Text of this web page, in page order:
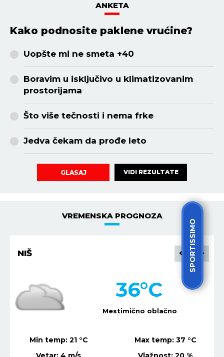
SPORTISSIMO
ANKETA
Kako podnosite paklene vrućine?
Uopšte mi ne smeta +40
Boravim u isključivo u klimatizovanim
prostorijama
Što više tečnosti i nema frke
Jedva čekam da prođe leto
GLASAJ VIDI REZULTATE
VREMENSKA PROGNOZA
NIŠ
Mestimično oblačno
36°C
Min temp: 21 °C Max temp: 37 °C